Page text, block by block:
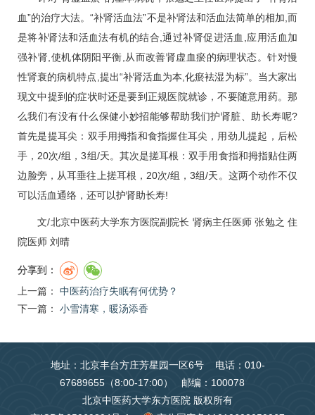
血”的治疗大法。“补肾活血法”不是补肾法和活血法简单的相加,而
是将补肾法和活血法有机的结合,通过补肾促进活血,应用活血加
强补肾,使机体阴阳平衡,从而改善肾虚血瘀的病理状态。针对慢
性肾衰的病机特点,提出“补肾活血为本,化瘀袪湿为标”。当大家出
现文中提到的症状时还是要到正规医院就诊，不要随意用药。那
么我们有没有什么保健小妙招能够帮助我们护肾脏、助长寿呢?
首先是提耳尖：双手用拇指和食指握住耳尖，用劲儿提起，后松
手，20次/组，3组/天。其次是搓耳根：双手用食指和拇指贴住两
边脸旁，从耳垂往上搓耳根，20次/组，3组/天。这两个动作不仅
可以活血通络，还可以护肾助长寿!
文/北京中医药大学东方医院副院长 肾病主任医师张勉之 住
院医师 刘晴
分享到：
上一篇：
中医药治疗失眠有何优势？
下一篇：
小雪清寒，暖汤添香
地址：北京丰台方庄芳星园一区6号 电话：010-
67689655（8:00-17:00） 邮编：100078
北京中医药大学东方医院 版权所有